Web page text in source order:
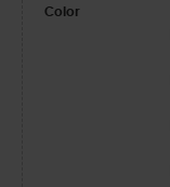
Color